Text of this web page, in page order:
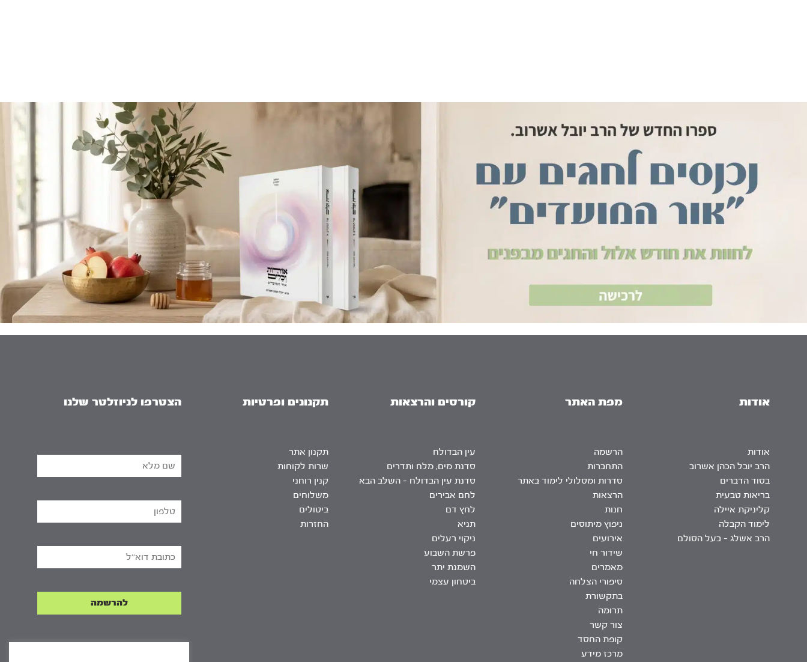
אודות
אודות
הרב יובל הכהן אשרוב
בסוד הדברים
בריאות טבעית
קליניקת איילה
לימוד הקבלה
הרב אשלג – בעל הסולם
מפת האתר
הרשמה
התחברות
סדרות ומסלולי לימוד באתר
הרצאות
חנות
ניפוץ מיתוסים
אירועים
שידור חי
מאמרים
סיפורי הצלחה
בתקשורת
תרומה
צור קשר
קופת החסד
מרכז מידע
קורסים והרצאות
עין הבדולח
סדנת מים, מלח ותדרים
סדנת עין הבדולח – השלב הבא
לחם אבירים
לחץ דם
תניא
ניקוי רעלים
פרשת השבוע
השמנת יתר
ביטחון עצמי
תקנונים ופרטיות
תקנון אתר
שרות לקוחות
קנין רוחני
משלוחים
ביטולים
החזרות
הצטרפו לניוזלטר שלנו